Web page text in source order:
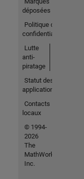
déposées
Politique de
confidentialité
Lutte
anti-
piratage
Statut des
applications
Contacts
locaux
© 1994-
2026
The
MathWorks,
Inc.